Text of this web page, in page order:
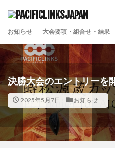
お知らせ 大会要項・組合せ・結果
決勝大会のエントリーを
2025年5月7日 お知らせ